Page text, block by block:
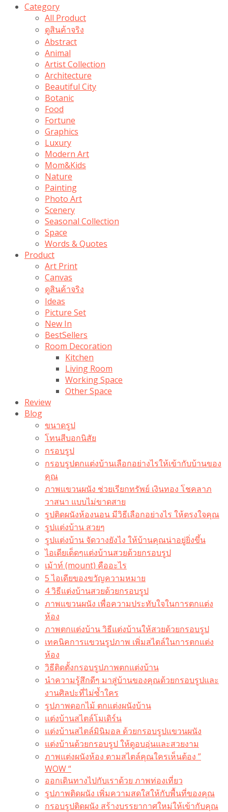
Category
All Product
ดูสินค้าจริง
Abstract
Animal
Artist Collection
Architecture
Beautiful City
Botanic
Food
Fortune
Graphics
Luxury
Modern Art
Mom&Kids
Nature
Painting
Photo Art
Scenery
Seasonal Collection
Space
Words & Quotes
Product
Art Print
Canvas
ดูสินค้าจริง
Ideas
Picture Set
New In
BestSellers
Room Decoration
Kitchen
Living Room
Working Space
Other Space
Review
Blog
ขนาดรูป
โทนสีบอกนิสัย
กรอบรูป
กรอบรูปตกแต่งบ้านเลือกอย่างไรให้เข้ากับบ้านของ
คุณ
ภาพแขวนผนัง ช่วยเรียกทรัพย์ เงินทอง โชคลาภ
วาสนา แบบไม่ขาดสาย
รูปติดผนังห้องนอน มีวิธีเลือกอย่างไร ให้ตรงใจคุณ
รูปแต่งบ้าน สวยๆ
รูปแต่งบ้าน จัดวางยังไง ให้บ้านคุณน่าอยู่ยิ่งขึ้น
ไอเดียเด็ดๆแต่งบ้านสวยด้วยกรอบรูป
เม้าท์ (mount) คืออะไร​
5 ไอเดียของขวัญความหมาย
4 วิธีแต่งบ้านสวยด้วยกรอบรูป
ภาพแขวนผนัง เพื่อความประทับใจในการตกแต่ง
ห้อง
ภาพตกแต่งบ้าน วิธีแต่งบ้านให้สวยด้วยกรอบรูป
เทคนิคการแขวนรูปภาพ เพิ่มสไตล์ในการตกแต่ง
ห้อง
วิธีติดตั้งกรอบรูปภาพตกแต่งบ้าน
นำความรู้สึกดีๆ มาสู่บ้านของคุณด้วยกรอบรูปและ
งานศิลปะที่ไม่ซ้ำใคร
รูปภาพดอกไม้ ตกแต่งผนังบ้าน
แต่งบ้านสไตล์โมเดิร์น
แต่งบ้านสไตล์มินิมอล ด้วยกรอบรูปแขวนผนัง
แต่งบ้านด้วยกรอบรูป ให้ดูอบอุ่นและสวยงาม
ภาพแต่งผนังห้อง ตามสไตล์คุณใครเห็นต้อง ”
WOW “
ออกเดินทางไปกับเราด้วย ภาพท่องเที่ยว
รูปภาพติดผนัง เพิ่มความสดใสให้กับพื้นที่ของคุณ
กรอบรูปติดผนัง สร้างบรรยากาศใหม่ให้เข้ากับคุณ